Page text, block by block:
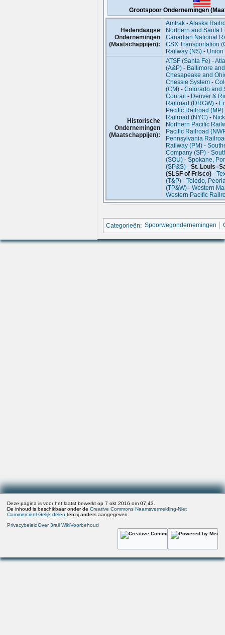
Grootspoor Ondernemingen
Hedendaagse
Ondernemingen
(Maatschappijen):
Amtrak-Alaska
Northern and Santa
Canadian National
CSX Transportation
Railway (NS)- Union
Historische
Ondernemingen
(Maatschappijen):
ATSF (Santa Fe)-
(A&P)- Baltimore
Chesapeake and
Chessie System-
(CM)- Colorado and
Conrail - Denver &
Railroad (DRGW)-
Pacific Railroad (MP)
Railroad (NYC)-
Northern Pacific
Pacific Railroad
Pennsylvania
Railway (PM)-
Company (SP)-
(SOU)- Spokane,
(SP&S)- St.
(SLSF of Frisco)-
(T&P)- Toledo,
(TP&W)- Western
Western Pacific
Categorieën: Spoorwegondernemingen
Deze pagina is voor het laatst bewerkt op 7 okt 2016 om 07:43.
De inhoud is beschikbaar onder deCreative Commons Naamsvermelding-Niet
Commercieel-Gelijk delen tenzij anders aangegeven.
PrivacybeleidOver 3rail WikiVoorbehoud